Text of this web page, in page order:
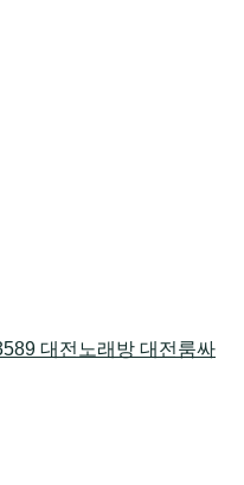
대전노래방 대전룸싸